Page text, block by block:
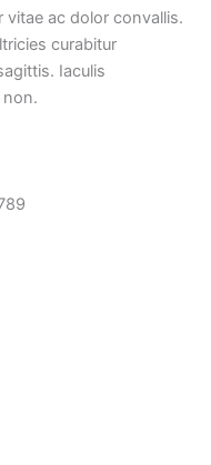
vitae ac dolor convallis.
curabitur
Iaculis